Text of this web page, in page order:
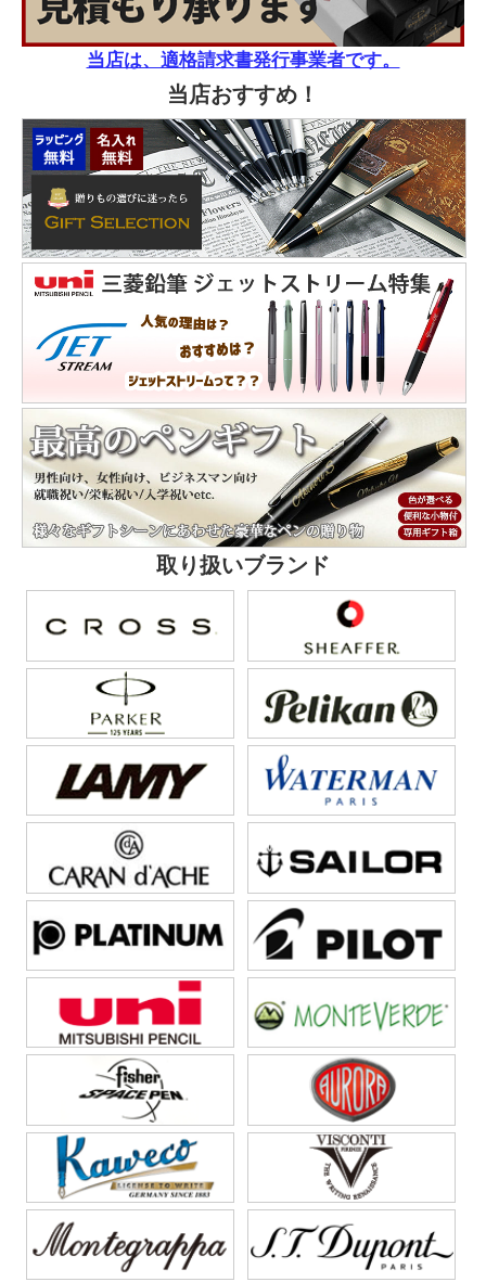
当店は、適格請求書発行事業者です。
当店おすすめ！
取り扱いブランド